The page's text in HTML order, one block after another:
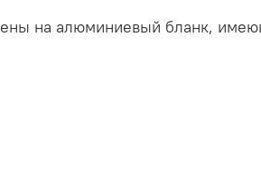
на алюминиевый бланк,